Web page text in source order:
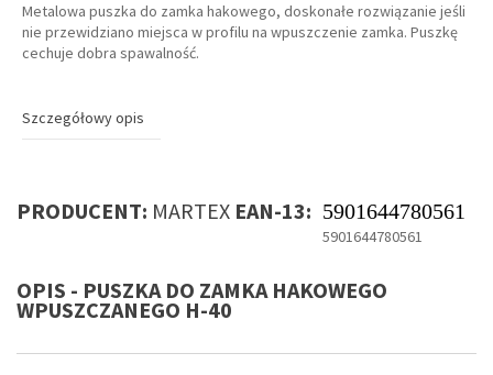
Metalowa puszka do zamka hakowego, doskonałe rozwiązanie jeśli
nie przewidziano miejsca w profilu na wpuszczenie zamka. Puszkę
cechuje dobra spawalność.
Szczegółowy opis
PRODUCENT: MARTEX EAN-13: 5901644780561
5901644780561
OPIS - PUSZKA DO ZAMKA HAKOWEGO
WPUSZCZANEGO H-40